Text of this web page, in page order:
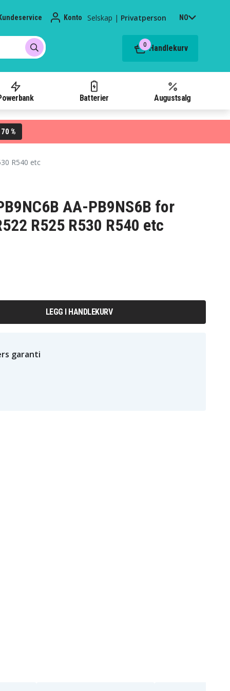
Konto Selskap | Privatperson NO
0 Handlekurv
Batterier Augustsalg
70 %
R540 etc
AA-PB9NS6B for
R525 R530 R540 etc
LEGG I HANDLEKURV
garanti